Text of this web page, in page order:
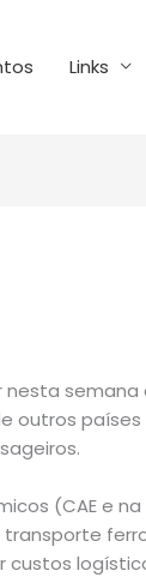
Links
semana
outros
(CAE e na
custos